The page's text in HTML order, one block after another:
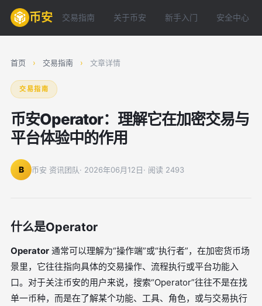
币安 交易指南 关于币安 新手入门 安全中心
首页 › 交易指南 › 文章详情
交易指南
币安Operator：理解它在加密交易与
平台体验中的作用
B 币安 资讯团队· 2026年06月12日· 阅读 2493
什么是Operator
Operator 通常可以理解为“操作端”或“执行者”，在加密货币场
景里，它往往指向具体的交易操作、流程执行或平台功能入
口。对于关注币安的用户来说，搜索“Operator”往往不是在找
单一币种，而是在了解某个功能、工具、角色，或与交易执行